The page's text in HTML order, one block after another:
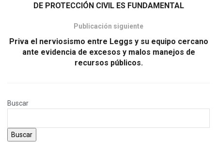
DE PROTECCIÓN CIVIL ES FUNDAMENTAL
Publicación siguiente
Priva el nerviosismo entre Leggs y su equipo cercano
ante evidencia de excesos y malos manejos de
recursos públicos.
Buscar
Buscar